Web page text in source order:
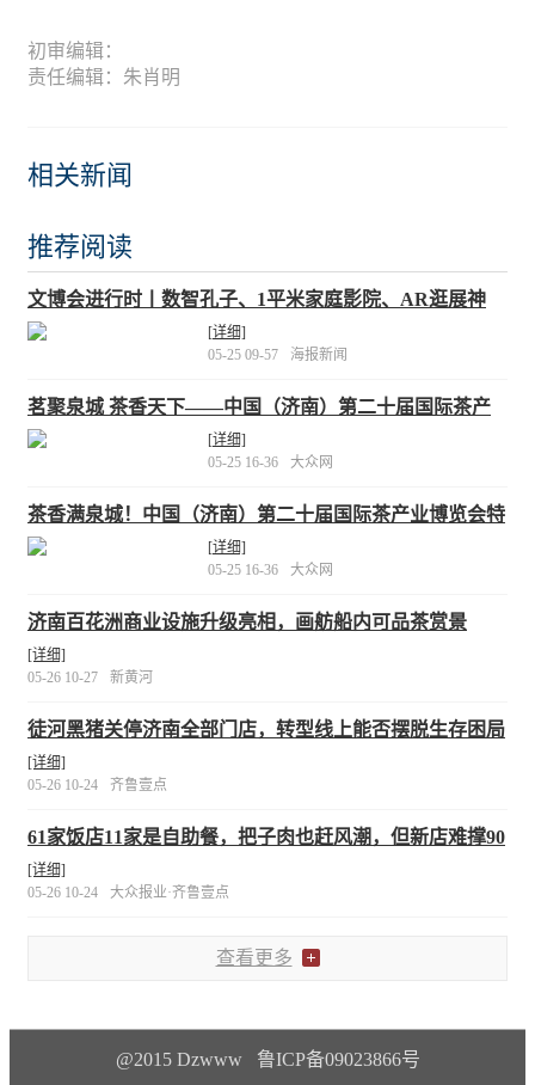
初审编辑：
责任编辑：朱肖明
相关新闻
推荐阅读
文博会进行时丨数智孔子、1平米家庭影院、AR逛展神
器……来山东展区体验这些“黑科技”
[详细]
05-25 09-57
海报新闻
茗聚泉城 茶香天下——中国（济南）第二十届国际茶产
业博览会暨第十四届茶文化节即将启幕
[详细]
05-25 16-36
大众网
茶香满泉城！中国（济南）第二十届国际茶产业博览会特
色活动抢先看
[详细]
05-25 16-36
大众网
济南百花洲商业设施升级亮相，画舫船内可品茶赏景
[详细]
05-26 10-27
新黄河
徒河黑猪关停济南全部门店，转型线上能否摆脱生存困局
[详细]
05-26 10-24
齐鲁壹点
61家饭店11家是自助餐，把子肉也赶风潮，但新店难撑90
天
[详细]
05-26 10-24
大众报业·齐鲁壹点
查看更多
@2015 Dzwww 鲁ICP备09023866号